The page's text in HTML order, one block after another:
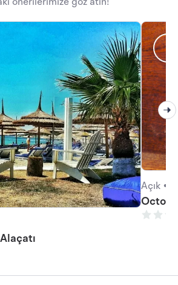
önerilerimize göz atın!
Açık •
Octo